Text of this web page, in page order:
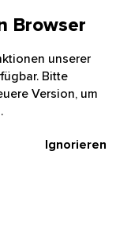
Browser
unserer
Bitte
Version, um
Ignorieren